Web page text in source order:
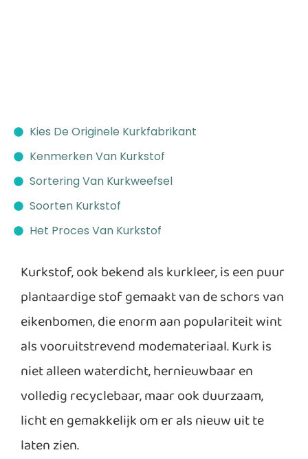
Kies De Originele Kurkfabrikant
Kenmerken Van Kurkstof
Sortering Van Kurkweefsel
Soorten Kurkstof
Het Proces Van Kurkstof
Kurkstof, ook bekend als kurkleer, is een puur
plantaardige stof gemaakt van de schors van
eikenbomen, die enorm aan populariteit wint
als vooruitstrevend modemateriaal. Kurk is
niet alleen waterdicht, hernieuwbaar en
volledig recyclebaar, maar ook duurzaam,
licht en gemakkelijk om er als nieuw uit te
laten zien.